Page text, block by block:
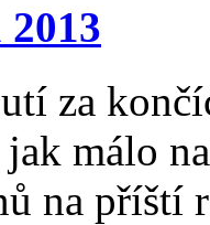
za
málo
na příští